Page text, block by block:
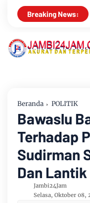
Breaking News:
di Kota Jambi,
Beranda POLITIK
Bawaslu
Terhadap
Sudirman
Dan
Jambi24Jam
Selasa, Oktober 08,